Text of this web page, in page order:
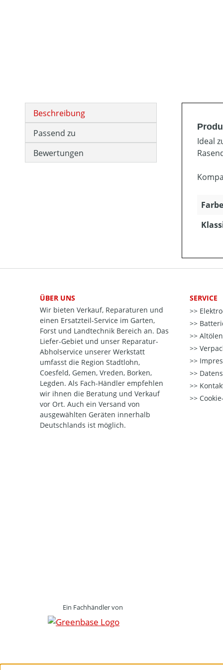
Beschreibung
Passend zu
Bewertungen
Ideal
ÜBER UNS
Wir bieten Verkauf, Reparaturen und
einen Ersatzteil-Service im Garten,
Forst und Landtechnik Bereich an. Das
Liefer-Gebiet und unser Reparatur-
Abholservice unserer Werkstatt
umfasst die Region Stadtlohn,
Coesfeld, Gemen, Vreden, Borken,
Legden. Als Fach-Händler empfehlen
wir ihnen die Beratung und Verkauf
vor Ort. Auch ein Versand von
ausgewählten Geräten innerhalb
Deutschlands ist möglich.
SERVICE
Ein Fachhändler von